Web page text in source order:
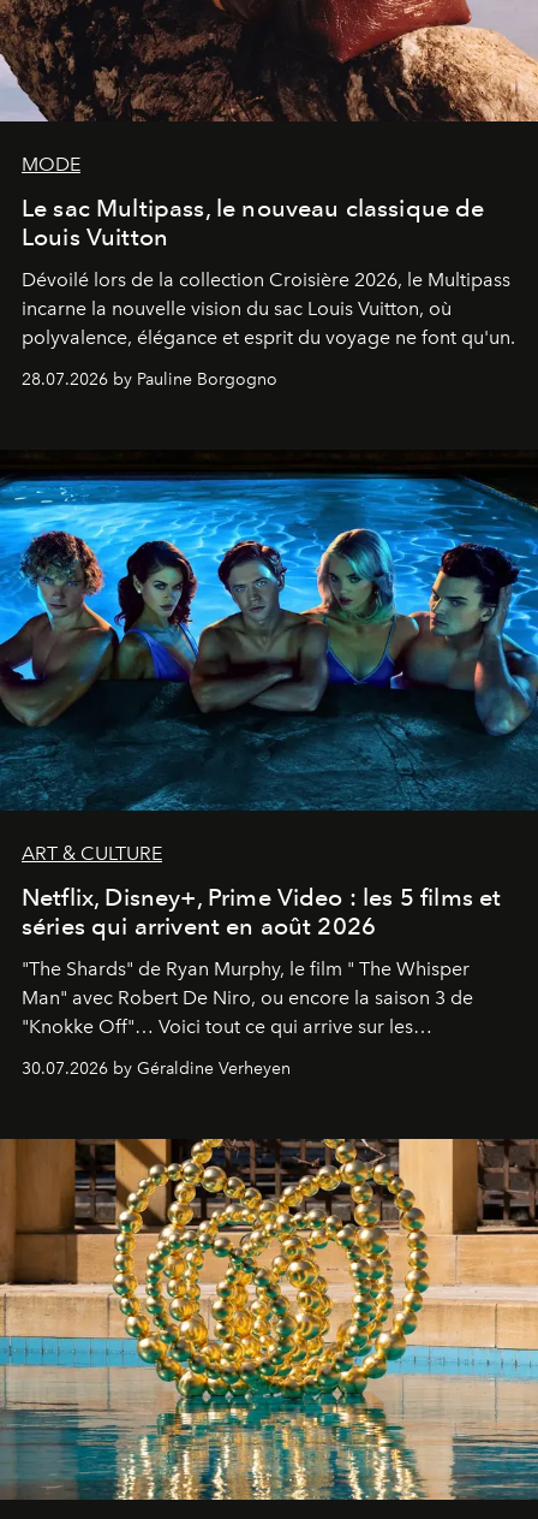
MODE
Le sac Multipass, le nouveau classique de
Louis Vuitton
Dévoilé lors de la collection Croisière 2026, le Multipass
incarne la nouvelle vision du sac Louis Vuitton, où
polyvalence, élégance et esprit du voyage ne font qu'un.
28.07.2026 by Pauline Borgogno
ART & CULTURE
Netflix, Disney+, Prime Video : les 5 films et
séries qui arrivent en août 2026
"The Shards" de Ryan Murphy, le film " The Whisper
Man" avec Robert De Niro, ou encore la saison 3 de
"Knokke Off"… Voici tout ce qui arrive sur les
plateformes de streaming en août 2026.
30.07.2026 by Géraldine Verheyen